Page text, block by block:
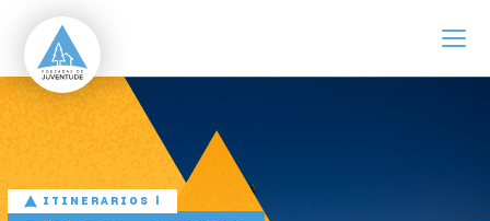
Lisboa - Centro
ITINERARIOS |